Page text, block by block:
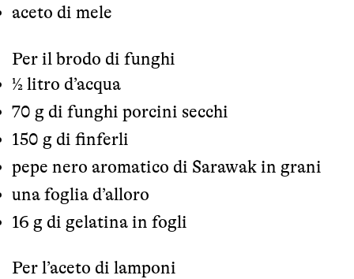
aceto di mele
Per il brodo di funghi
½ litro d’acqua
70 g di funghi porcini secchi
150 g di finferli
pepe nero aromatico di Sarawak in grani
una foglia d’alloro
16 g di gelatina in fogli
Per l’aceto di lamponi